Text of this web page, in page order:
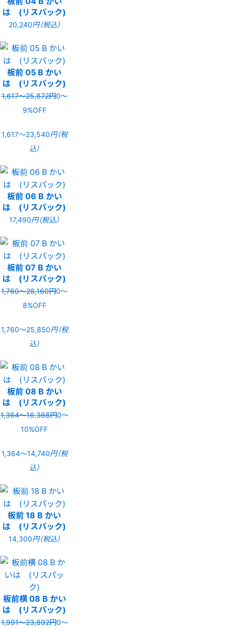
は (リスパック)
20,240円（税込）
板前 05 B かい
は (リスパック)
1,617〜25,872円0〜
9%OFF
1,617〜23,540円（税
込）
板前 06 B かい
は (リスパック)
17,490円（税込）
板前 07 B かい
は (リスパック)
1,760〜28,160円0〜
8%OFF
1,760〜25,850円（税
込）
板前 08 B かい
は (リスパック)
1,364〜16,368円0〜
10%OFF
1,364〜14,740円（税
込）
板前 18 B かい
は (リスパック)
14,300円（税込）
板前横 08 B かい
は (リスパック)
1,991〜23,892円0〜